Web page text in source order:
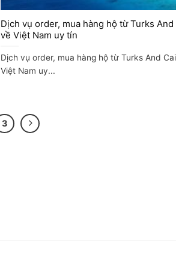
Dịch vụ order, mua hàng hộ từ Turks
về Việt Nam uy tín
Dịch vụ order, mua hàng hộ từ Turks And
Việt Nam uy...
3